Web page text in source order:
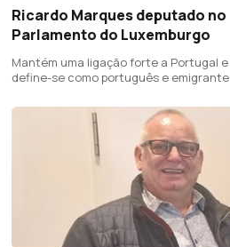
Ricardo Marques deputado no
Parlamento do Luxemburgo
Mantém uma ligação forte a Portugal e
define-se como português e emigrante